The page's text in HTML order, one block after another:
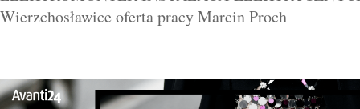
Wierzchosławice oferta pracy Marcin Proch